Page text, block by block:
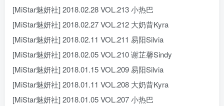
[MiStar魅妍社] 2018.02.28 VOL.213 小热巴
[MiStar魅妍社] 2018.02.27 VOL.212 大奶昔Kyra
[MiStar魅妍社] 2018.02.11 VOL.211 易阳Silvia
[MiStar魅妍社] 2018.02.05 VOL.210 谢芷馨Sindy
[MiStar魅妍社] 2018.01.15 VOL.209 易阳Silvia
[MiStar魅妍社] 2018.01.11 VOL.208 大奶昔Kyra
[MiStar魅妍社] 2018.01.05 VOL.207 小热巴